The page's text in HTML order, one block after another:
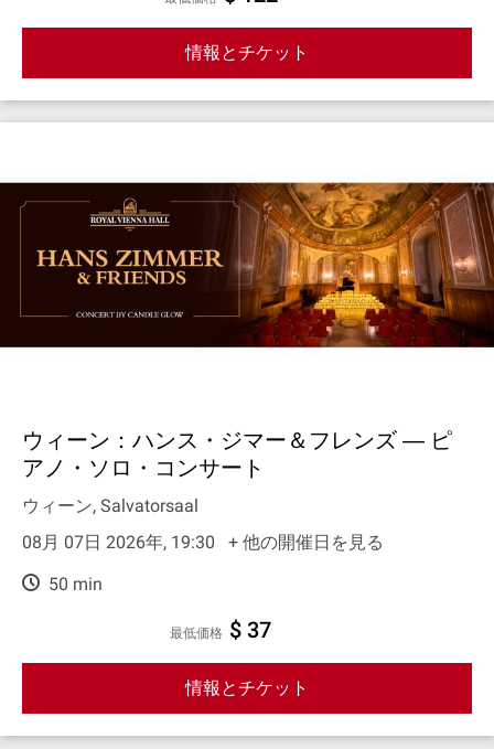
情報とチケット
ウィーン：ハンス・ジマー＆フレンズ ― ピ
アノ・ソロ・コンサート
ウィーン, Salvatorsaal
08月 07日 2026年, 19:30
+ 他の開催日を見る
50 min
最低価格 $ 37
情報とチケット